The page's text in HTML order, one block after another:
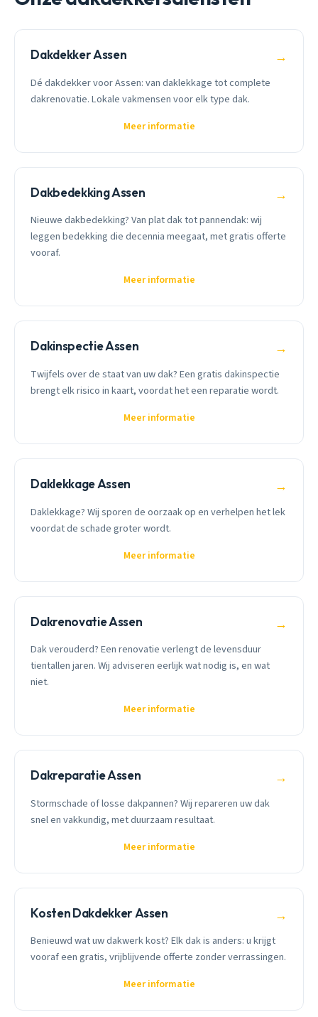
Dakdekker Assen →
Dé dakdekker voor Assen: van daklekkage tot complete
dakrenovatie. Lokale vakmensen voor elk type dak.
Meer informatie
Dakbedekking Assen →
Nieuwe dakbedekking? Van plat dak tot pannendak: wij
leggen bedekking die decennia meegaat, met gratis offerte
vooraf.
Meer informatie
Dakinspectie Assen →
Twijfels over de staat van uw dak? Een gratis dakinspectie
brengt elk risico in kaart, voordat het een reparatie wordt.
Meer informatie
Daklekkage Assen →
Daklekkage? Wij sporen de oorzaak op en verhelpen het lek
voordat de schade groter wordt.
Meer informatie
Dakrenovatie Assen →
Dak verouderd? Een renovatie verlengt de levensduur
tientallen jaren. Wij adviseren eerlijk wat nodig is, en wat
niet.
Meer informatie
Dakreparatie Assen →
Stormschade of losse dakpannen? Wij repareren uw dak
snel en vakkundig, met duurzaam resultaat.
Meer informatie
Kosten Dakdekker Assen →
Benieuwd wat uw dakwerk kost? Elk dak is anders: u krijgt
vooraf een gratis, vrijblijvende offerte zonder verrassingen.
Meer informatie